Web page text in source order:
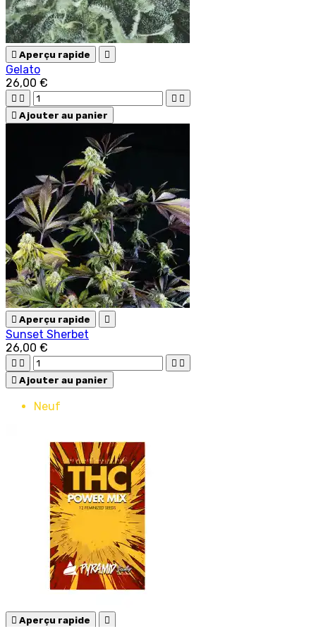
 Aperçu rapide 
Gelato
26,00 €
   
 Ajouter au panier
 Aperçu rapide 
Sunset Sherbet
26,00 €
   
 Ajouter au panier
Neuf
 Aperçu rapide 